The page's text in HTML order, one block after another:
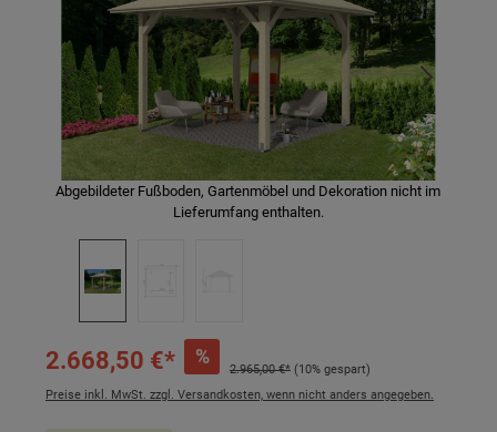
Abgebildeter Fußboden, Gartenmöbel und Dekoration nicht im
Lieferumfang enthalten.
2.668,50 €* %
2.965,00 €* (10% gespart)
Preise inkl. MwSt. zzgl. Versandkosten, wenn nicht anders angegeben.